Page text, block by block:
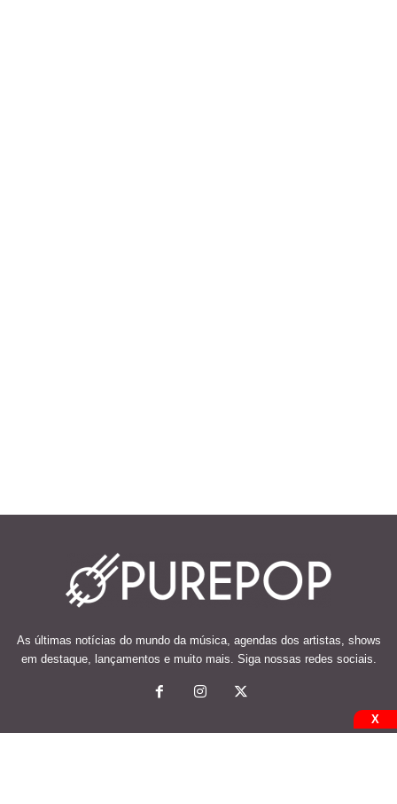
As últimas notícias do mundo da música, agendas dos artistas, shows
em destaque, lançamentos e muito mais. Siga nossas redes sociais.
X